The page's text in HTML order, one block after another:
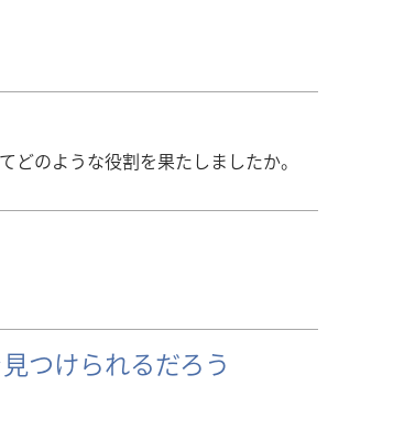
のような役割を果たしましたか。
つけられるだろう